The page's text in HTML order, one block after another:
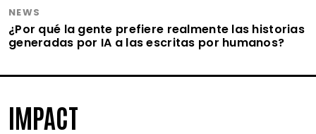
NEWS
¿Por qué la gente prefiere realmente las historias
generadas por IA a las escritas por humanos?
IMPACT